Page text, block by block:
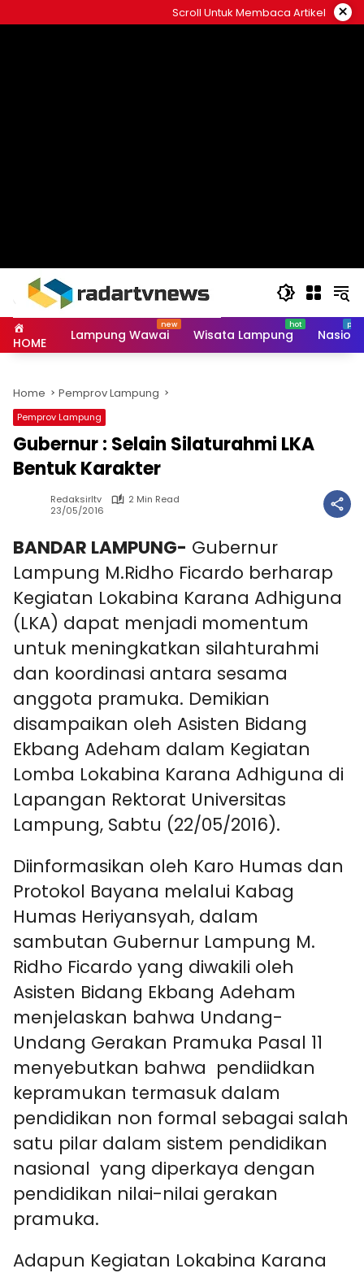
to
Scroll Untuk Membaca Artikel ×
HOME Lampung Wawai Wisata Lampung
Home Pemprov Lampung
Pemprov Lampung
Gubernur : Selain Silaturahmi LKA
Bentuk Karakter
Redaksirltv
2 Min Read
23/05/2016
BANDAR LAMPUNG- Gubernur
Lampung M.Ridho Ficardo berharap
Kegiatan Lokabina Karana Adhiguna
(LKA) dapat menjadi momentum
untuk meningkatkan silahturahmi
dan koordinasi antara sesama
anggota pramuka. Demikian
disampaikan oleh Asisten Bidang
Ekbang Adeham dalam Kegiatan
Lomba Lokabina Karana Adhiguna di
Lapangan Rektorat Universitas
Lampung, Sabtu (22/05/2016).
Diinformasikan oleh Karo Humas dan
Protokol Bayana melalui Kabag
Humas Heriyansyah, dalam
sambutan Gubernur Lampung M.
Ridho Ficardo yang diwakili oleh
Asisten Bidang Ekbang Adeham
menjelaskan bahwa Undang-
Undang Gerakan Pramuka Pasal 11
menyebutkan bahwa pendiidkan
kepramukan termasuk dalam
pendidikan non formal sebagai salah
satu pilar dalam sistem pendidikan
nasional yang diperkaya dengan
pendidikan nilai-nilai gerakan
pramuka.
Adapun Kegiatan Lokabina Karana